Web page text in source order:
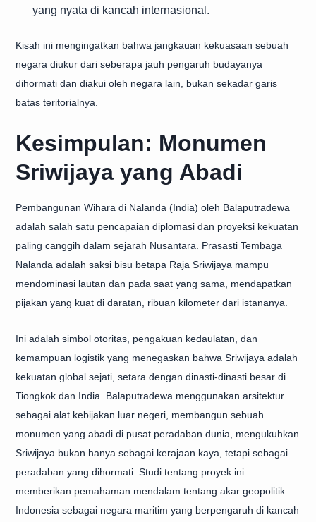
yang nyata di kancah internasional.
Kisah ini mengingatkan bahwa jangkauan kekuasaan sebuah
negara diukur dari seberapa jauh pengaruh budayanya
dihormati dan diakui oleh negara lain, bukan sekadar garis
batas teritorialnya.
Kesimpulan: Monumen
Sriwijaya yang Abadi
Pembangunan Wihara di Nalanda (India) oleh Balaputradewa
adalah salah satu pencapaian diplomasi dan proyeksi kekuatan
paling canggih dalam sejarah Nusantara. Prasasti Tembaga
Nalanda adalah saksi bisu betapa Raja Sriwijaya mampu
mendominasi lautan dan pada saat yang sama, mendapatkan
pijakan yang kuat di daratan, ribuan kilometer dari istananya.
Ini adalah simbol otoritas, pengakuan kedaulatan, dan
kemampuan logistik yang menegaskan bahwa Sriwijaya adalah
kekuatan global sejati, setara dengan dinasti-dinasti besar di
Tiongkok dan India. Balaputradewa menggunakan arsitektur
sebagai alat kebijakan luar negeri, membangun sebuah
monumen yang abadi di pusat peradaban dunia, mengukuhkan
Sriwijaya bukan hanya sebagai kerajaan kaya, tetapi sebagai
peradaban yang dihormati. Studi tentang proyek ini
memberikan pemahaman mendalam tentang akar geopolitik
Indonesia sebagai negara maritim yang berpengaruh di kancah